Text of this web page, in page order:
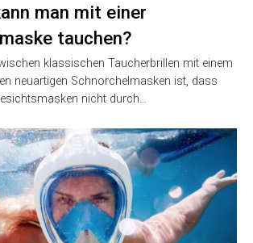
man mit einer
tauchen?
klassischen Taucherbrillen mit einem
neuartigen Schnorchelmasken ist, dass
nicht durch…